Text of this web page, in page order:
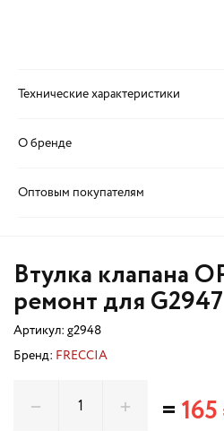
Технические характеристики
О бренде
Оптовым покупателям
Втулка клапана
ремонт для
Артикул: g2948
Бренд: FRECCIA
=